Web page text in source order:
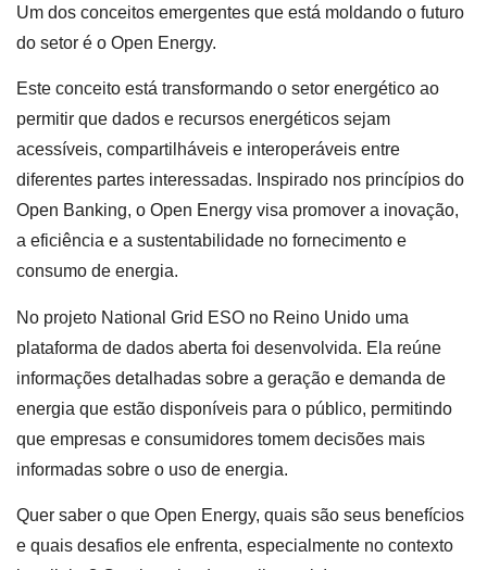
Um dos conceitos emergentes que está moldando o futuro
do setor é o Open Energy.
Este conceito está transformando o setor energético ao
permitir que dados e recursos energéticos sejam
acessíveis, compartilháveis e interoperáveis entre
diferentes partes interessadas. Inspirado nos princípios do
Open Banking, o Open Energy visa promover a inovação,
a eficiência e a sustentabilidade no fornecimento e
consumo de energia.
No projeto National Grid ESO no Reino Unido uma
plataforma de dados aberta foi desenvolvida. Ela reúne
informações detalhadas sobre a geração e demanda de
energia que estão disponíveis para o público, permitindo
que empresas e consumidores tomem decisões mais
informadas sobre o uso de energia.
Quer saber o que Open Energy, quais são seus benefícios
e quais desafios ele enfrenta, especialmente no contexto